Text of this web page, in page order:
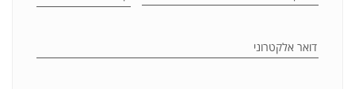
דואר אלקטרוני